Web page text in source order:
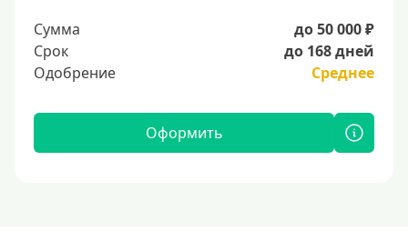
Сумма
до 50 000 ₽
Срок
до 168 дней
Одобрение
Среднее
Оформить